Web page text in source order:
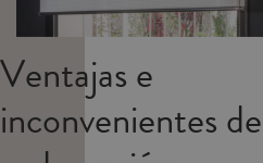
Ventajas e
inconvenientes de